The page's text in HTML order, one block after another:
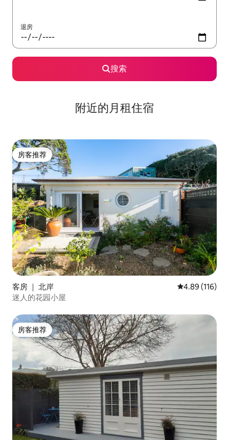
退房
搜索
附近的月租住宿
房客推荐
房客推荐
客房 ｜ 北岸 平均评分 4.89
4.89 (116)
迷人的花园小屋
房客推荐
房客推荐